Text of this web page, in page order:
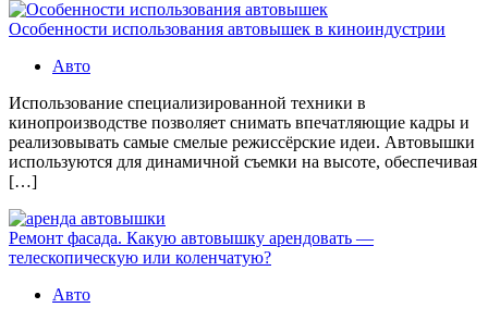
Особенности использования автовышек в киноиндустрии
Авто
Использование специализированной техники в
кинопроизводстве позволяет снимать впечатляющие кадры и
реализовывать самые смелые режиссёрские идеи. Автовышки
используются для динамичной съемки на высоте, обеспечивая
[…]
Ремонт фасада. Какую автовышку арендовать —
телескопическую или коленчатую?
Авто